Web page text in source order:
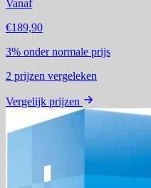
Vanaf
€189,90
3% onder normale prijs
2 prijzen vergeleken
Vergelijk prijzen